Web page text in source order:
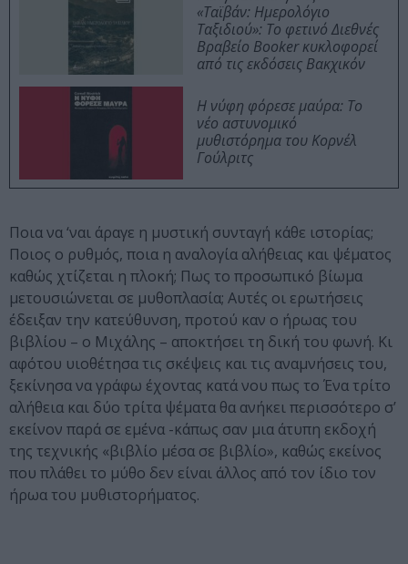
«Ταϊβάν: Ημερολόγιο
Ταξιδιού»: Το φετινό Διεθνές
Βραβείο Booker κυκλοφορεί
από τις εκδόσεις Βακχικόν
Η νύφη φόρεσε μαύρα: Το
νέο αστυνομικό
μυθιστόρημα του Κορνέλ
Γούλριτς
Ποια να ‘ναι άραγε η μυστική συνταγή κάθε ιστορίας;
Ποιος ο ρυθμός, ποια η αναλογία αλήθειας και ψέματος
καθώς χτίζεται η πλοκή; Πως το προσωπικό βίωμα
μετουσιώνεται σε μυθοπλασία; Αυτές οι ερωτήσεις
έδειξαν την κατεύθυνση, προτού καν ο ήρωας του
βιβλίου – ο Μιχάλης – αποκτήσει τη δική του φωνή. Κι
αφότου υιοθέτησα τις σκέψεις και τις αναμνήσεις του,
ξεκίνησα να γράφω έχοντας κατά νου πως το Ένα τρίτο
αλήθεια και δύο τρίτα ψέματα θα ανήκει περισσότερο σ’
εκείνον παρά σε εμένα -κάπως σαν μια άτυπη εκδοχή
της τεχνικής «βιβλίο μέσα σε βιβλίο», καθώς εκείνος
που πλάθει το μύθο δεν είναι άλλος από τον ίδιο τον
ήρωα του μυθιστορήματος.